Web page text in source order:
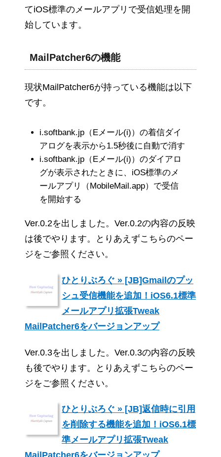
てiOS標準のメールアプリで受信処理を開
始しています。
MailPatcher6の機能
現状MailPatcher6が持っている機能は以下
です。
i.softbank.jp（Eメール(i)）の着信ダイ
アログを表示から1.5秒後に自動で消す
i.softbank.jp（Eメール(i)）のダイアロ
グが表示されたときに、iOS標準のメ
ールアプリ（MobileMail.app）で受信
を開始する
Ver.0.2を出しました。Ver.0.2の内容の反映
は後でやります。とりあえずこちらのペー
ジをご参照ください。
ひとりぶろぐ » [JB]Gmailのプッ
シュ受信機能を追加！iOS6.1標準
メールアプリ拡張Tweak
MailPatcher6をバージョンアップ
Ver.0.3を出しました。Ver.0.3の内容の反映
も後でやります。とりあえずこちらのペー
ジをご参照ください。
ひとりぶろぐ » [JB]返信時に引用
を削除する機能を追加！iOS6.1標
準メールアプリ拡張Tweak